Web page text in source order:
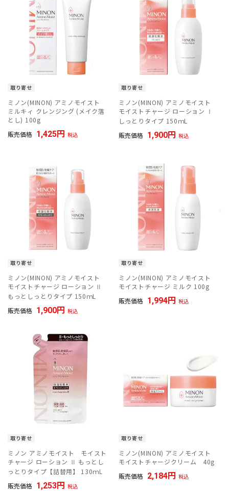
取り寄せ
ミノン(MINON) アミノモイスト
ミルキィ クレンジング (メイク落
とし) 100g
販売価格 1,425 税込
取り寄せ
ミノン(MINON) アミノモイスト
モイストチャージ ローション Ⅰ
しっとりタイプ 150ｍL
販売価格 1,900 税込
取り寄せ
ミノン(MINON) アミノモイスト
モイストチャージ ローション Ⅱ
もっとしっとりタイプ 150ｍL
販売価格 1,900 税込
取り寄せ
ミノン(MINON) アミノモイスト
モイストチャージ ミルク 100g
販売価格 1,994 税込
取り寄せ
ミノン アミノモイスト モイスト
チャージ ローション Ⅱ もっとし
っとりタイプ【詰替用】 130ｍL
販売価格 1,253 税込
取り寄せ
ミノン(MINON) アミノモイスト
モイストチャージクリーム 40g
販売価格 2,184 税込